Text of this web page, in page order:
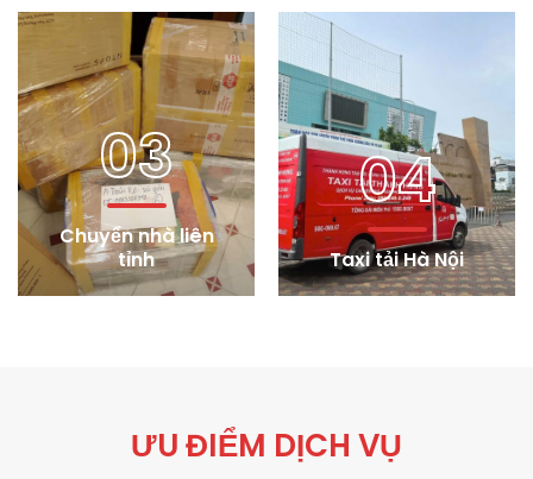
03
Chuyển nhà liên
tỉnh
04
Taxi tải Hà Nội
ƯU ĐIỂM DỊCH VỤ